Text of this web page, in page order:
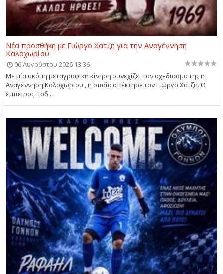
Νέα προσθήκη με Γιώργο Χατζή για την Αναγέννηση
Καλοχωρίου
06 Αυγούστου 2026 13:36
Με μία ακόμη μεταγραφική κίνηση συνεχίζει τον σχεδιασμό της η
Αναγέννηση Καλοχωρίου , η οποία απέκτησε τον Γιώργο Χατζή. Ο
έμπειρος ποδ...